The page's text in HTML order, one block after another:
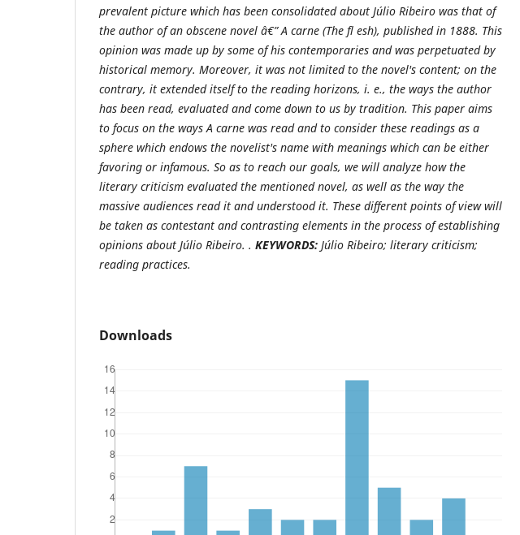
prevalent picture which has been consolidated about Júlio Ribeiro was that of
the author of an obscene novel â€” A carne (The fl esh), published in 1888. This
opinion was made up by some of his contemporaries and was perpetuated by
historical memory. Moreover, it was not limited to the novel's content; on the
contrary, it extended itself to the reading horizons, i. e., the ways the author
has been read, evaluated and come down to us by tradition. This paper aims
to focus on the ways A carne was read and to consider these readings as a
sphere which endows the novelist's name with meanings which can be either
favoring or infamous. So as to reach our goals, we will analyze how the
literary criticism evaluated the mentioned novel, as well as the way the
massive audiences read it and understood it. These different points of view will
be taken as contestant and contrasting elements in the process of establishing
opinions about Júlio Ribeiro. . KEYWORDS: Júlio Ribeiro; literary criticism;
reading practices.
Downloads